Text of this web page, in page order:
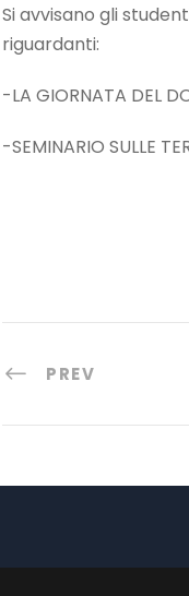
Si avvisano gli
riguardanti:
-LA GIORNATA DEL
-SEMINARIO SULLE
PREV